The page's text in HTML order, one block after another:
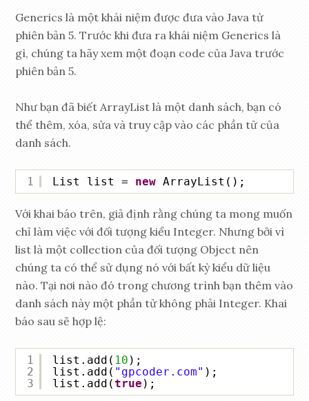
Generics là một khái niệm được đưa vào Java từ
phiên bản 5. Trước khi đưa ra khái niệm Generics là
gì, chúng ta hãy xem một đoạn code của Java trước
phiên bản 5.
Như bạn đã biết ArrayList là một danh sách, bạn có
thể thêm, xóa, sửa và truy cập vào các phần tử của
danh sách.
1 List list = new ArrayList();
Với khai báo trên, giả định rằng chúng ta mong muốn
chỉ làm việc với đối tượng kiểu Integer. Nhưng bởi vì
list là một collection của đối tượng Object nên
chúng ta có thể sử dụng nó với bất kỳ kiểu dữ liệu
nào. Tại nơi nào đó trong chương trình bạn thêm vào
danh sách này một phần tử không phải Integer. Khai
báo sau sẽ hợp lệ:
1
2
3
list.add( 10 );
list.add( "gpcoder.com" );
list.add(true );